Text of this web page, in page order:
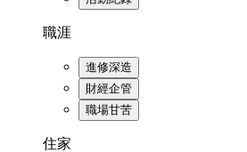
職涯
進修深造
財經企管
職場甘苦
住家